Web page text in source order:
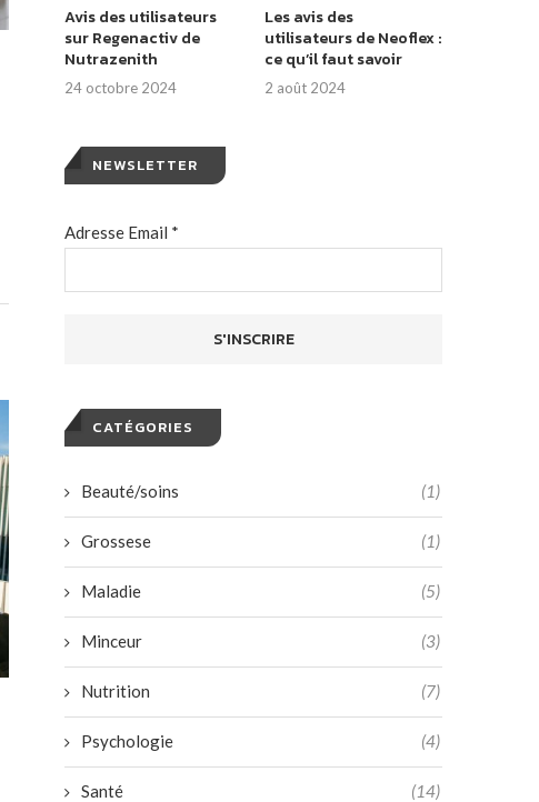
Avis des utilisateurs
sur Regenactiv de
Nutrazenith
24 octobre 2024
Les avis des
utilisateurs de Neoflex :
ce qu’il faut savoir
2 août 2024
NEWSLETTER
Adresse Email *
CATÉGORIES
Beauté/soins (1)
Grossese (1)
Maladie (5)
Minceur (3)
Nutrition (7)
Psychologie (4)
Santé (14)